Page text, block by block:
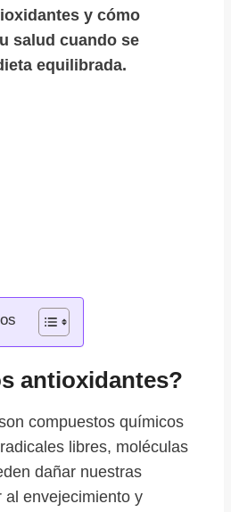
y cómo
salud cuando se
equilibrada.
antioxidantes?
compuestos químicos
libres, moléculas
dañar nuestras
al envejecimiento y